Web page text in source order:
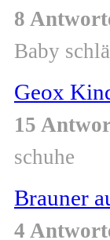
8
Baby
Geox
15
schuhe
Brauner
4